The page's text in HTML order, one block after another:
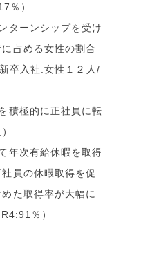
％）
ターンシップを受け
占める女性の割合
卒入社:女性１２人/
積極的に正社員に転
年次有給休暇を取得
員の休暇取得を促
た取得率が大幅に
％）